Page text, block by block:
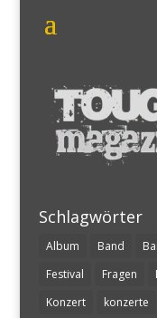
Schlagwörter
Album Band
Festival
Fragen
Konzert
konzerte